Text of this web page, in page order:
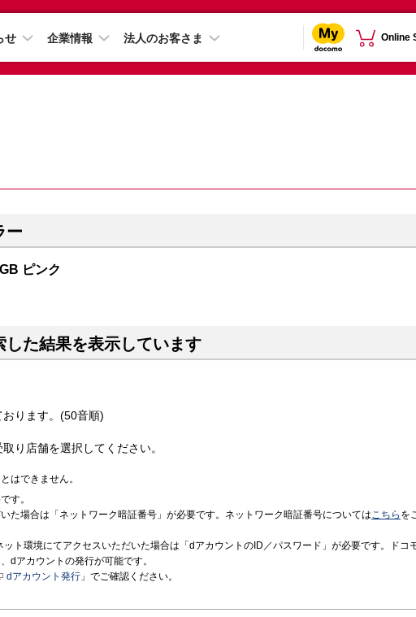
せ 企業情報 法人のお客さま Online
ー
ピンク
した結果を表示しています
ります。(50音順)
り店舗を選択してください。
はできません。
す。
た場合は「ネットワーク暗証番号」が必要です。ネットワーク暗証番号についてはこちら を
ト環境にてアクセスいただいた場合は「dアカウントのID／パスワード」が必要です。ドコ
dアカウントの発行が可能です。
dアカウント発行 」でご確認ください。